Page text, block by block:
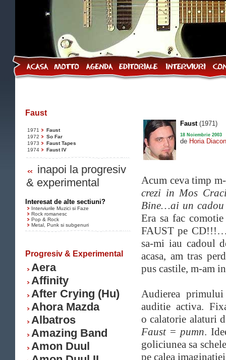
Faust
1971
Faust
1972
So Far
1973
Faust Tapes
1974
Faust IV
inapoi la progresiv
& experimental
Interesat de alte sectiuni?
Interviurile Muzici si Faze
Rock romanesc
Pop & Rock
Metal, Punk si subgenuri
Progresiv & Experimental
Aera
Affinity
After Crying (Hu)
Ahora Mazda
Albatros
Amazing Band
Amon Duul
Faust(1971)
18 Noiembrie 2003
de Horia
Acum ceva timp
crezi in Mos
Bine…ai un cadou
Era sa fac
FAUST pe
sa-mi iau cadoul
acasa, am tras
pus castile, m-am
Audierea
auditie activa.
o calatorie alaturi
Faust = pumn.
goliciunea sa
pe calea